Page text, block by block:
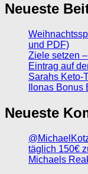
Neueste
und PDF)
Ziele setzen
Eintrag auf
Sarahs Keto-
Ilonas
Neueste
täglich 150€
Michaels